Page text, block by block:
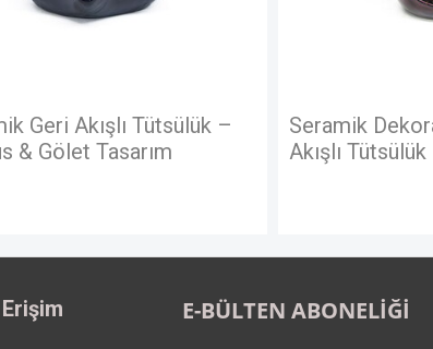
Seramik Dekoratif Şelale Geri
Akışlı Tütsülük
Erişim E-BÜLTEN ABONELİĞİ